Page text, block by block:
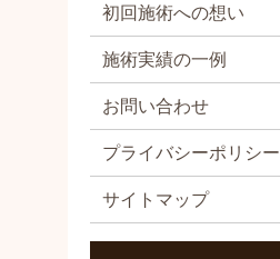
初回施術への想い
施術実績の一例
お問い合わせ
プライバシーポリシー
サイトマップ